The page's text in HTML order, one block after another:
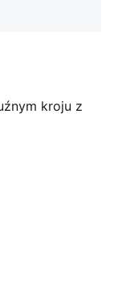
kroju z
kasku i logo
nostalgiczny
bawełny